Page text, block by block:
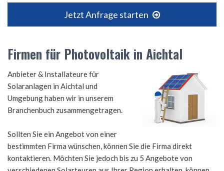
Jetzt Anfrage starten
Firmen für Photovoltaik in Aichtal
Anbieter & Installateure für
Solaranlagen in Aichtal und
Umgebung haben wir in unserem
Branchenbuch zusammengetragen.
Sollten Sie ein Angebot von einer
bestimmten Firma wünschen, können Sie die Firma direkt
kontaktieren. Möchten Sie jedoch bis zu 5 Angebote von